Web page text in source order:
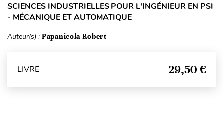
SCIENCES INDUSTRIELLES POUR L'INGÉNIEUR EN PSI
- MÉCANIQUE ET AUTOMATIQUE
Auteur(s) : Papanicola Robert
LIVRE 29,50 €